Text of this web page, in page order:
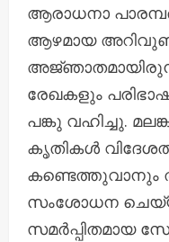
ആരാധനാ
ആഴമായ
രേഖകളും
പങ്കു വഹിച്ചു.
കൃതികൾ
കണ്ടെത്തുവാനും
സംശോധന
സമർപ്പിതമായ